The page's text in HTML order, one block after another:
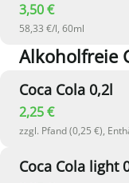
3,50 €
58,33 €/l, 60ml
Alkoholfreie
Coca Cola 0,2l
2,25 €
zzgl. Pfand (0,25 €),
Coca Cola light